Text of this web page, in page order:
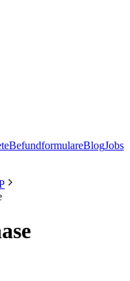
BefundformulareBlogJobs